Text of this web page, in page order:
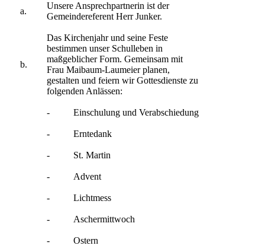
a.
Unsere Ansprechpartnerin ist der
Gemeindereferent Herr Junker.
b.
Das Kirchenjahr und seine Feste
bestimmen unser Schulleben in
maßgeblicher Form. Gemeinsam mit
Frau Maibaum-Laumeier planen,
gestalten und feiern wir Gottesdienste zu
folgenden Anlässen:
- Einschulung und Verabschiedung
- Erntedank
- St. Martin
- Advent
- Lichtmess
- Aschermittwoch
- Ostern